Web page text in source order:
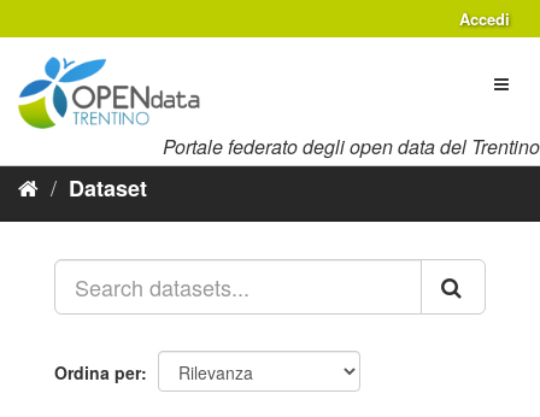
al
contenuto
Accedi
Portale federato degli open data del Trentino
Dataset
Ordina per